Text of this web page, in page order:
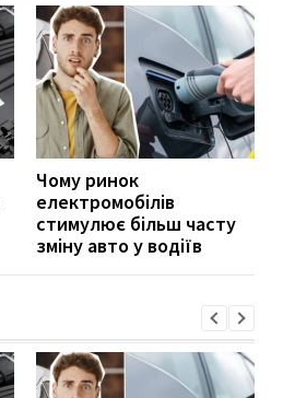
Чому ринок
електромобілів
стимулює більш часту
зміну авто у водіїв